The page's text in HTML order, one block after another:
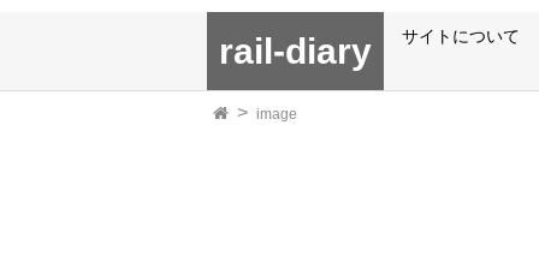
rail-diary サイトについて
image